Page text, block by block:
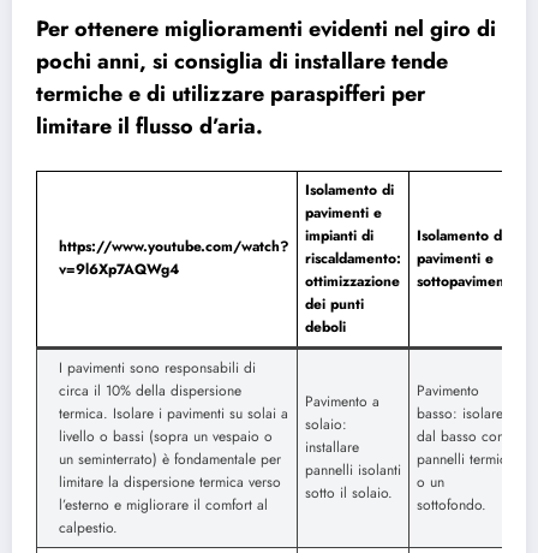
Per ottenere miglioramenti evidenti nel giro di
pochi anni, si consiglia di installare tende
termiche e di utilizzare paraspifferi per
limitare il flusso d’aria.
https://www.youtube.com/watch?
v=9l6Xp7AQWg4
Isolamento di
pavimenti e
impianti di
riscaldamento:
ottimizzazione
dei punti
deboli
Isolamento di
pavimenti e
sottopavimenti
I pavimenti sono responsabili di
circa il 10% della dispersione
termica. Isolare i pavimenti su solai a
livello o bassi (sopra un vespaio o
un seminterrato) è fondamentale per
limitare la dispersione termica verso
l’esterno e migliorare il comfort al
calpestio.
Pavimento a
solaio:
installare
pannelli isolanti
sotto il solaio.
Pavimento
basso: isolare
dal basso con
pannelli termici
o un
sottofondo.